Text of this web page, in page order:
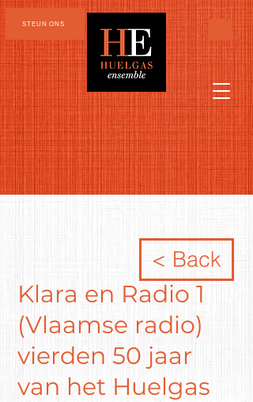
STEUN ONS
< Back
Klara en Radio 1
(Vlaamse radio)
vierden 50 jaar
van het Huelgas